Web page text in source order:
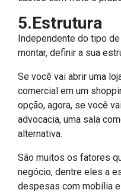
5.Estrutura
Independente do tipo
montar, definir a sua
Se você vai abrir uma
comercial em um
opção, agora, se você
advocacia, uma sala
alternativa.
São muitos os fatores
negócio, dentre eles a
despesas com mobília